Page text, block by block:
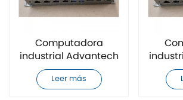
Computadora
industrial Advantech
UNO-1372G-E3AE
completamente
Leer más